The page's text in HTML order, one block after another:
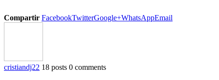
Compartir FacebookTwitterGoogle+WhatsAppEmail
cristiandj22 18 posts 0 comments